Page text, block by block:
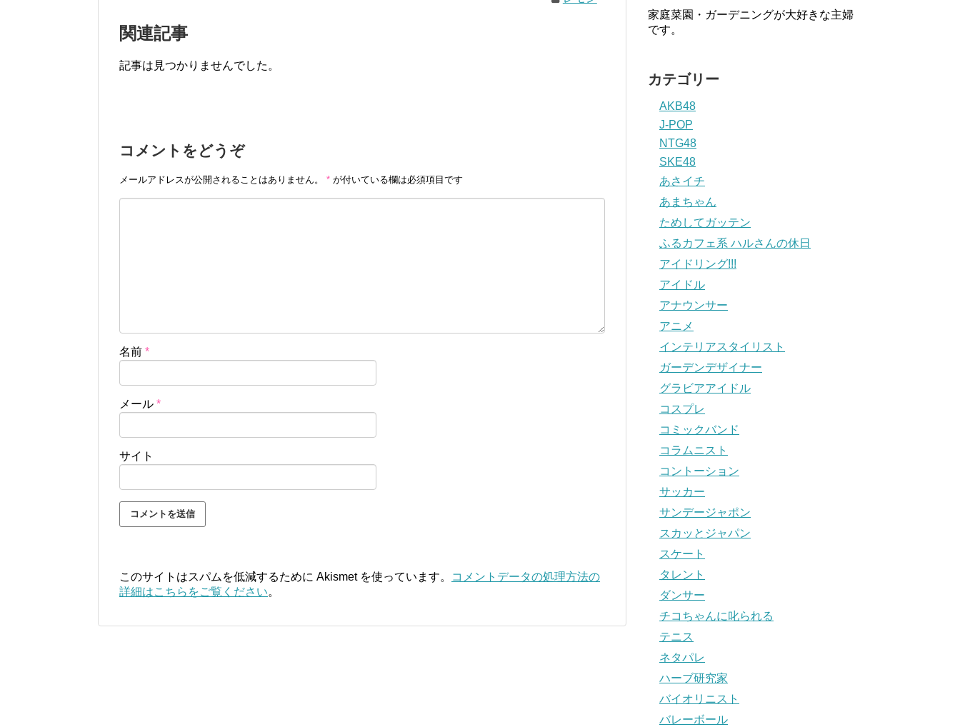
関連記事
記事は見つかりませんでした。
コメントをどうぞ
メールアドレスが公開されることはありません。 * が付いている欄は必須項目です
名前 *
メール *
サイト
このサイトはスパムを低減するために Akismet を使っています。
コメントデータの処理方法の
詳細はこちらをご覧ください。
家庭菜園・ガーデニングが大好きな主婦
です。
カテゴリー
AKB48
J-POP
NTG48
SKE48
あさイチ
あまちゃん
ためしてガッテン
ふるカフェ系 ハルさんの休日
アイドリング!!!
アイドル
アナウンサー
アニメ
インテリアスタイリスト
ガーデンデザイナー
グラビアアイドル
コスプレ
コミックバンド
コラムニスト
コントーション
サッカー
サンデージャポン
スカッとジャパン
スケート
タレント
ダンサー
チコちゃんに叱られる
テニス
ネタパレ
ハーブ研究家
バイオリニスト
バレーボール